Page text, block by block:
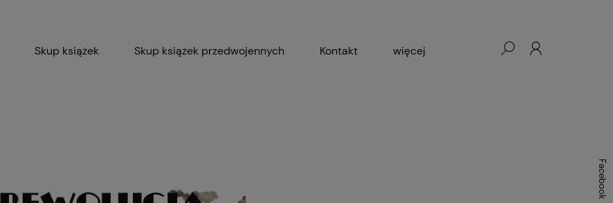
Skup książek Skup książek przedwojennych Kontakt więcej
Facebook